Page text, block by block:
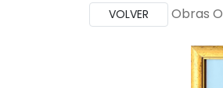
VOLVER Obras